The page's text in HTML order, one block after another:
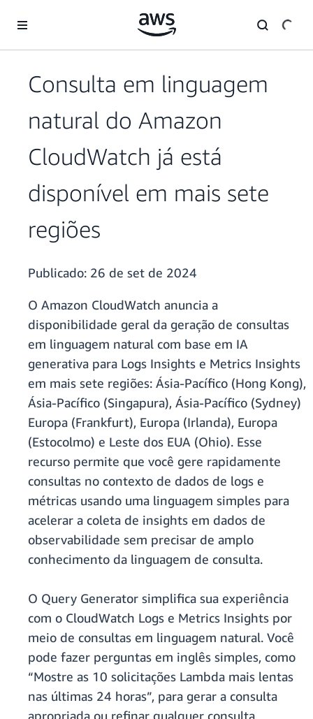
Pular para o conteúdo principal
Consulta em linguagem
natural do Amazon
CloudWatch já está
disponível em mais sete
regiões
Publicado: 26 de set de 2024
O Amazon CloudWatch anuncia a
disponibilidade geral da geração de consultas
em linguagem natural com base em IA
generativa para Logs Insights e Metrics Insights
em mais sete regiões: Ásia-Pacífico (Hong Kong),
Ásia-Pacífico (Singapura), Ásia-Pacífico (Sydney)
Europa (Frankfurt), Europa (Irlanda), Europa
(Estocolmo) e Leste dos EUA (Ohio). Esse
recurso permite que você gere rapidamente
consultas no contexto de dados de logs e
métricas usando uma linguagem simples para
acelerar a coleta de insights em dados de
observabilidade sem precisar de amplo
conhecimento da linguagem de consulta.
O Query Generator simplifica sua experiência
com o CloudWatch Logs e Metrics Insights por
meio de consultas em linguagem natural. Você
pode fazer perguntas em inglês simples, como
“Mostre as 10 solicitações Lambda mais lentas
nas últimas 24 horas”, para gerar a consulta
apropriada ou refinar qualquer consulta